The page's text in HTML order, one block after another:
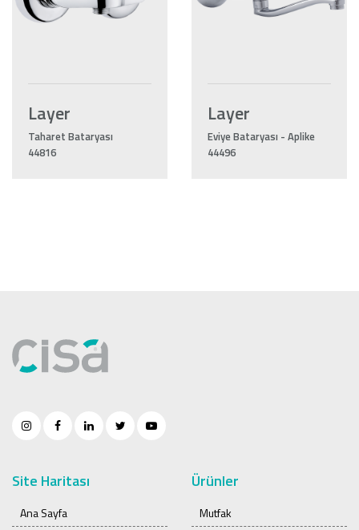
Layer
Taharet Bataryası
44816
Layer
Eviye Bataryası - Aplike
44496
Site Haritası
Ana Sayfa
Ürünler
Mutfak